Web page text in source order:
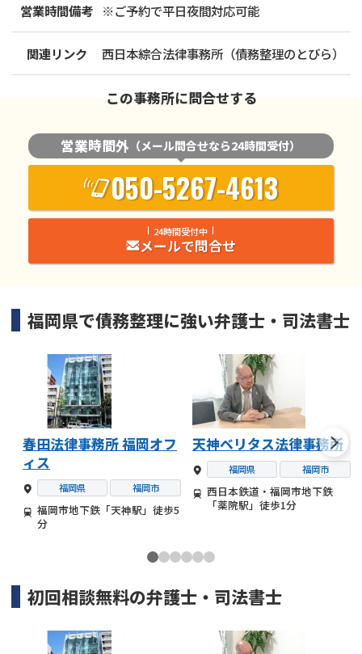
営業時間備考 ※ご予約で平日夜間対応可能
関連リンク 西日本綜合法律事務所（債務整理のとびら）
この事務所に問合せする
営業時間外 （メール問合せなら24時間受付）
050-5267-4613
24時間受付中
メールで問合せ
福岡県で債務整理に強い弁護士・司法書士
春田法律事務所 福岡オフ
ィス
福岡県 福岡市
福岡市地下鉄「天神駅」徒歩5
分
天神ベリタス法律事務所
福岡県 福岡市
西日本鉄道・福岡市地下鉄
「薬院駅」徒歩1分
初回相談無料の弁護士・司法書士